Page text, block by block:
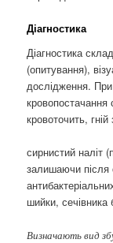
Діагностика
Діагностика
(опитування),
дослідження. При
кровопостачання
кровоточить,
сирнистий наліт
залишаючи
шийки, сечівника
Визначають вид